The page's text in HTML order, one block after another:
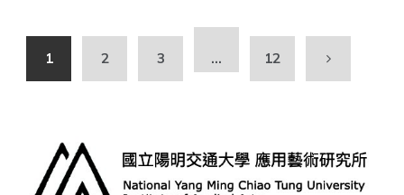
1 2 3 ... 12